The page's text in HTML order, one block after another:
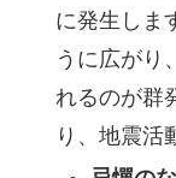
に発生しま
うに広がり
れるのが群
り、地震活